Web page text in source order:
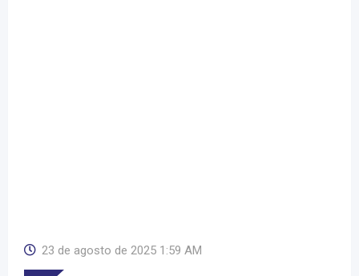
23 de agosto de 2025 1:59 AM